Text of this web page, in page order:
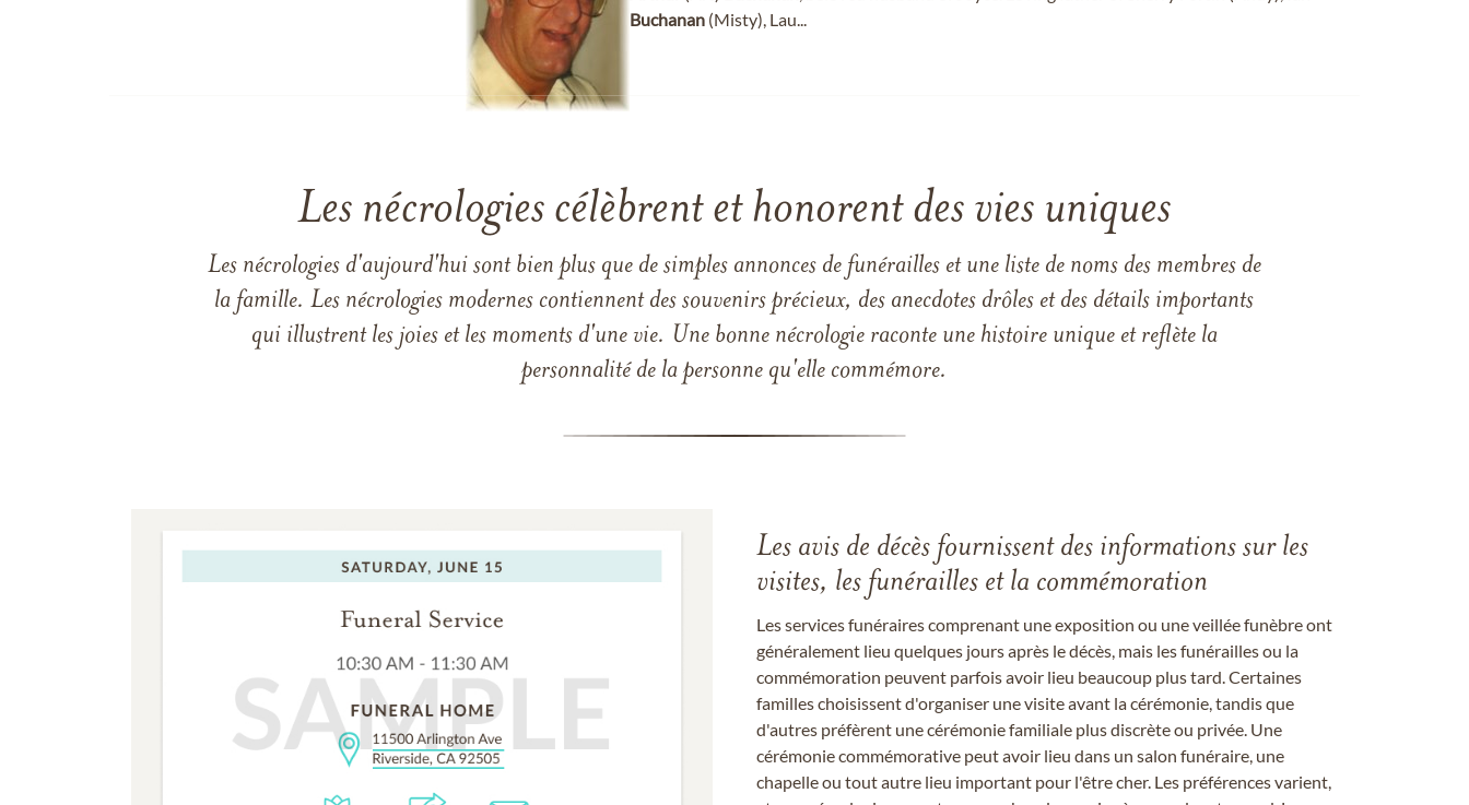
Buchanan (Misty), Lau...
Les nécrologies célèbrent et honorent des vies uniques
Les nécrologies d'aujourd'hui sont bien plus que de simples annonces de funérailles et une liste de noms des membres de
la famille. Les nécrologies modernes contiennent des souvenirs précieux, des anecdotes drôles et des détails importants
qui illustrent les joies et les moments d'une vie. Une bonne nécrologie raconte une histoire unique et reflète la
personnalité de la personne qu'elle commémore.
Les avis de décès fournissent des informations sur les
visites, les funérailles et la commémoration
Les services funéraires comprenant une exposition ou une veillée funèbre ont
généralement lieu quelques jours après le décès, mais les funérailles ou la
commémoration peuvent parfois avoir lieu beaucoup plus tard. Certaines
familles choisissent d'organiser une visite avant la cérémonie, tandis que
d'autres préfèrent une cérémonie familiale plus discrète ou privée. Une
cérémonie commémorative peut avoir lieu dans un salon funéraire, une
chapelle ou tout autre lieu important pour l'être cher. Les préférences varient,